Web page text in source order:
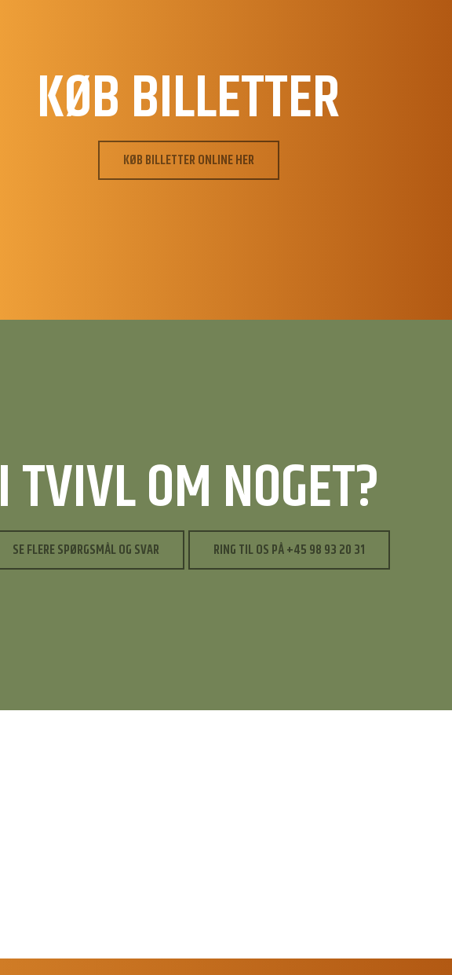
KØB BILLETTER
KØB BILLETTER ONLINE HER
I TVIVL OM NOGET?
SE FLERE SPØRGSMÅL OG SVAR RING TIL OS PÅ +45 98 93 20 31